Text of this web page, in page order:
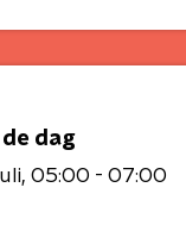
dag
05:00 - 07:00